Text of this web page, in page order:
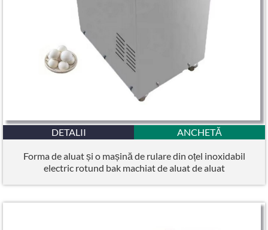
DETALII ANCHETĂ
Forma de aluat și o mașină de rulare din oțel inoxidabil
electric rotund bak machiat de aluat de aluat